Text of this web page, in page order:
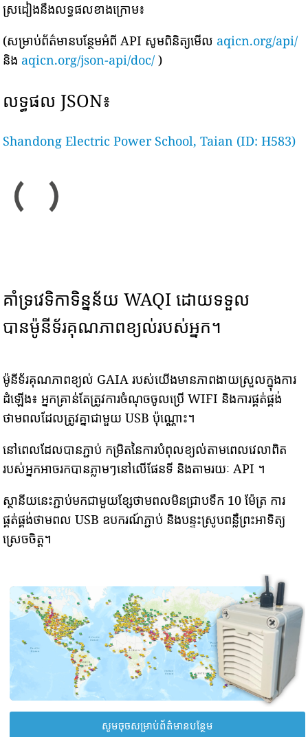
ស្រដៀងនឹងលទ្ធផលខាងក្រោម៖
(សម្រាប់ព័ត៌មានបន្ថែមអំពី API សូមពិនិត្យមើល aqicn.org/api/
និង aqicn.org/json-api/doc/ )
លទ្ធផល JSON៖
Shandong Electric Power School, Taian (ID: H583)
គាំទ្រវេទិកាទិន្នន័យ WAQI ដោយទទួល
បានម៉ូនីទ័រគុណភាពខ្យល់របស់អ្នក។
ម៉ូនីទ័រគុណភាពខ្យល់ GAIA របស់យើងមានភាពងាយស្រួលក្នុងការ
ដំឡើង៖ អ្នកគ្រាន់តែត្រូវការចំណុចចូលប្រើ WIFI និងការផ្គត់ផ្គង់
ថាមពលដែលត្រូវគ្នាជាមួយ USB ប៉ុណ្ណោះ។
នៅពេលដែលបានភ្ជាប់ កម្រិតនៃការបំពុលខ្យល់តាមពេលវេលាពិត
របស់អ្នកអាចរកបានភ្លាមៗនៅលើផែនទី និងតាមរយៈ API ។
ស្ថានីយនេះភ្ជាប់មកជាមួយខ្សែថាមពលមិនជ្រាបទឹក 10 ម៉ែត្រ ការ
ផ្គត់ផ្គង់ថាមពល USB ឧបករណ៍ភ្ជាប់ និងបន្ទះស្រូបពន្លឺព្រះអាទិត្យ
ស្រេចចិត្ត។
សូមចុចសម្រាប់ព័ត៌មានបន្ថែម